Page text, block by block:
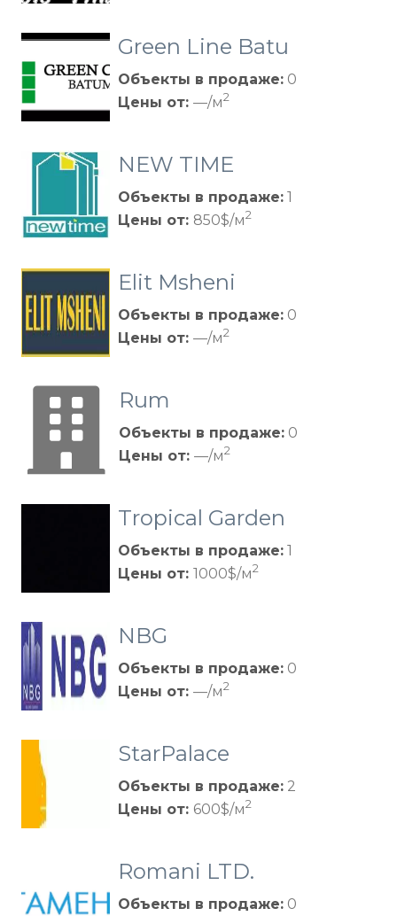
Green Line Batu
mi
Объекты в продаже: 0
Цены от: —/м2
NEW TIME
Объекты в продаже: 1
Цены от: 850$/м2
Elit Msheni
Объекты в продаже: 0
Цены от: —/м2
Rum
Объекты в продаже: 0
Цены от: —/м2
Tropical Garden
Объекты в продаже: 1
Цены от: 1000$/м2
NBG
Объекты в продаже: 0
Цены от: —/м2
StarPalace
Объекты в продаже: 2
Цены от: 600$/м2
Romani LTD.
Объекты в продаже: 0